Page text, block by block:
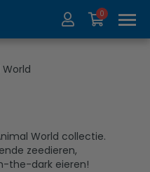
Collectie
Update
0
World collectie.
zeedieren,
the-dark eieren!